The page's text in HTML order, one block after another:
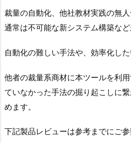
裁量の自動化、他社教材実践の無人
通常は不可能な新システム構築など
自動化の難しい手法や、効率化した
他者の裁量系商材に本ツールを利
ていなかった手法の掘り起こしに
めます。
下記製品レビューは参考までにご